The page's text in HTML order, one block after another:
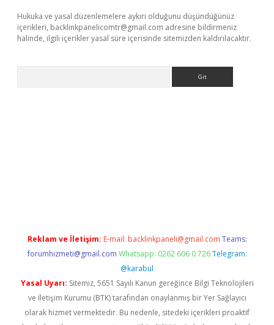
Hukuka ve yasal düzenlemelere aykırı olduğunu düşündüğünüz
içerikleri, backlinkpanelicomtr@gmail.com adresine bildirmeniz
halinde, ilgili içerikler yasal süre içerisinde sitemizden kaldırılacaktır.
Reklam ve İletişim: E-mail: backlinkpaneli@gmail.com Teams:
forumhizmeti@gmail.com Whatsapp: 0262 606 0 726 Telegram:
@karabul
Yasal Uyarı: Sitemiz, 5651 Sayılı Kanun gereğince Bilgi Teknolojileri
ve İletişim Kurumu (BTK) tarafından onaylanmış bir Yer Sağlayıcı
olarak hizmet vermektedir. Bu nedenle, sitedeki içerikleri proaktif